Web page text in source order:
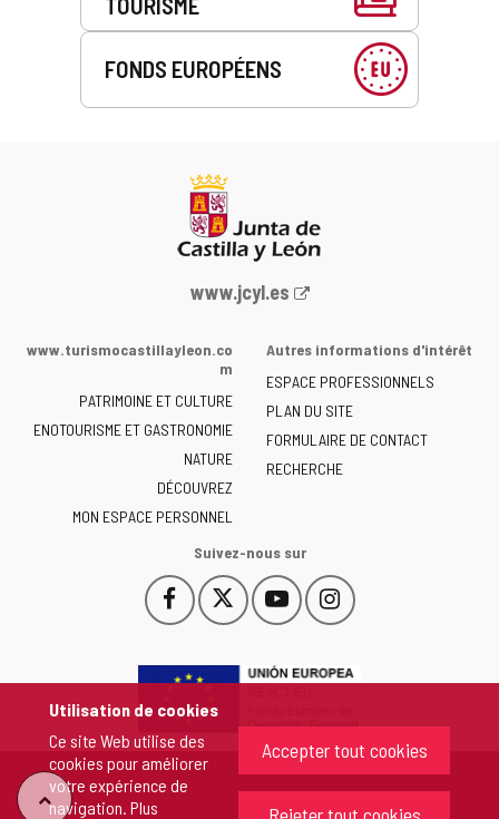
Utilisation de cookies
Ce site Web utilise des
cookies pour améliorer
votre expérience de
navigation. Plus
Accepter tout cookies
FONDS EUROPÉENS
Portail
la
de
Castilla
y
León
-
www.jcyl.es
www.turismocastillayleon.co
m
PATRIMOINE ET CULTURE
ENOTOURISME ET GASTRONOMIE
NATURE
DÉCOUVREZ
MON ESPACE PERSONNEL
Autres informations d'intérêt
ESPACE PROFESSIONNELS
PLAN DU SITE
FORMULAIRE DE CONTACT
RECHERCHE
Suivez-nous sur
Facebook
Este
enlace
abrirá
una
ventana
nueva.
Este
enlace
abrirá
ventana
nueva.
YouTube
Este
enlace
abrirá
ventana
nueva.
Instagram
Este
enlace
abrirá
ventana
nueva.
"Retour